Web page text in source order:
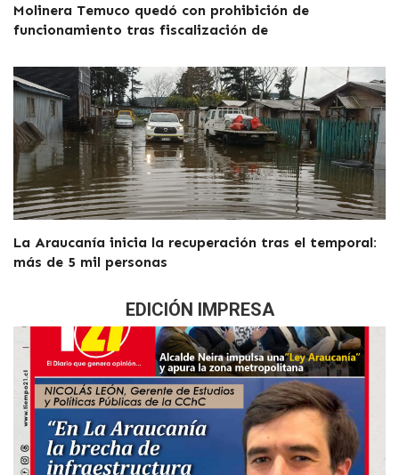
Molinera Temuco quedó con prohibición de
funcionamiento tras fiscalización de
La Araucanía inicia la recuperación tras el temporal:
más de 5 mil personas
EDICIÓN IMPRESA